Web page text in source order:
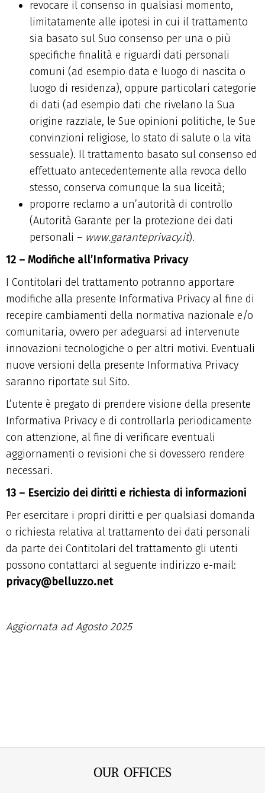
revocare il consenso in qualsiasi momento,
limitatamente alle ipotesi in cui il trattamento
sia basato sul Suo consenso per una o più
specifiche finalità e riguardi dati personali
comuni (ad esempio data e luogo di nascita o
luogo di residenza), oppure particolari categorie
di dati (ad esempio dati che rivelano la Sua
origine razziale, le Sue opinioni politiche, le Sue
convinzioni religiose, lo stato di salute o la vita
sessuale). Il trattamento basato sul consenso ed
effettuato antecedentemente alla revoca dello
stesso, conserva comunque la sua liceità;
proporre reclamo a un’autorità di controllo
(Autorità Garante per la protezione dei dati
personali – www.garanteprivacy.it).
12 – Modifiche all’Informativa Privacy
I Contitolari del trattamento potranno apportare
modifiche alla presente Informativa Privacy al fine di
recepire cambiamenti della normativa nazionale e/o
comunitaria, ovvero per adeguarsi ad intervenute
innovazioni tecnologiche o per altri motivi. Eventuali
nuove versioni della presente Informativa Privacy
saranno riportate sul Sito.
L’utente è pregato di prendere visione della presente
Informativa Privacy e di controllarla periodicamente
con attenzione, al fine di verificare eventuali
aggiornamenti o revisioni che si dovessero rendere
necessari.
13 – Esercizio dei diritti e richiesta di informazioni
Per esercitare i propri diritti e per qualsiasi domanda
o richiesta relativa al trattamento dei dati personali
da parte dei Contitolari del trattamento gli utenti
possono contattarci al seguente indirizzo e-mail:
privacy@belluzzo.net
Aggiornata ad Agosto 2025
OUR OFFICES